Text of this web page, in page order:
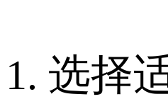
1. 选择